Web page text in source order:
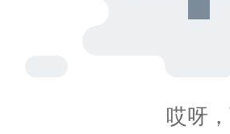
哎呀，